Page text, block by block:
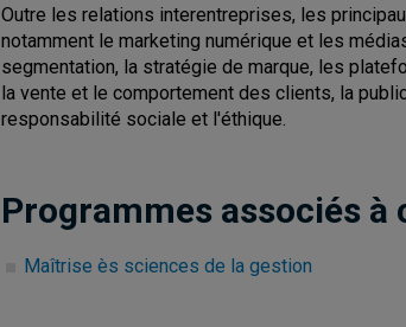
Outre les relations interentreprises, les
notamment le marketing numérique et les
segmentation, la stratégie de marque, les
la vente et le comportement des clients, la
responsabilité sociale et l'éthique.
Programmes associés à
Maîtrise ès sciences de la gestion